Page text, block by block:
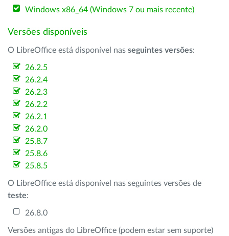
Windows x86_64 (Windows 7 ou mais recente)
Versões disponíveis
O LibreOffice está disponível nas seguintes versões:
26.2.5
26.2.4
26.2.3
26.2.2
26.2.1
26.2.0
25.8.7
25.8.6
25.8.5
O LibreOffice está disponível nas seguintes versões de
teste:
26.8.0
Versões antigas do LibreOffice (podem estar sem suporte)